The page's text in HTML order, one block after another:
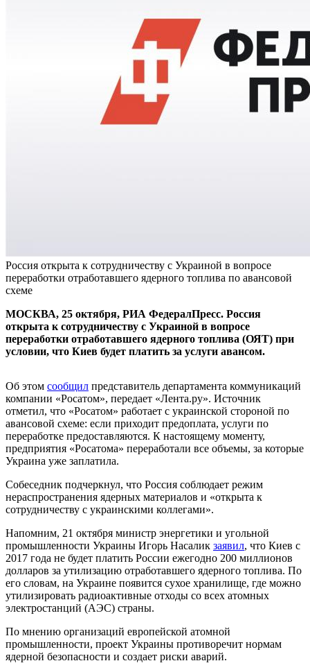
Россия открыта к сотрудничеству с Украиной в вопросе
переработки отработавшего ядерного топлива по авансовой
схеме
МОСКВА, 25 октября, РИА ФедералПресс. Россия
открыта к сотрудничеству с Украиной в вопросе
переработки отработавшего ядерного топлива (ОЯТ) при
условии, что Киев будет платить за услуги авансом.
Об этом сообщил представитель департамента коммуникаций
компании «Росатом», передает «Лента.ру». Источник
отметил, что «Росатом» работает с украинской стороной по
авансовой схеме: если приходит предоплата, услуги по
переработке предоставляются. К настоящему моменту,
предприятия «Росатома» переработали все объемы, за которые
Украина уже заплатила.
Собеседник подчеркнул, что Россия соблюдает режим
нераспространения ядерных материалов и «открыта к
сотрудничеству с украинскими коллегами».
Напомним, 21 октября министр энергетики и угольной
промышленности Украины Игорь Насалик заявил, что Киев с
2017 года не будет платить России ежегодно 200 миллионов
долларов за утилизацию отработавшего ядерного топлива. По
его словам, на Украине появится сухое хранилище, где можно
утилизировать радиоактивные отходы со всех атомных
электростанций (АЭС) страны.
По мнению организаций европейской атомной
промышленности, проект Украины противоречит нормам
ядерной безопасности и создает риски аварий.